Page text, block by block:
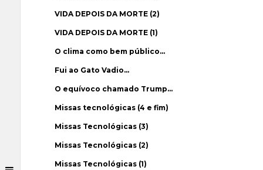
VIDA DEPOIS DA MORTE (2)
VIDA DEPOIS DA MORTE (1)
O clima como bem público…
Fui ao Gato Vadio…
O equívoco chamado Trump…
Missas tecnológicas (4 e fim)
Missas Tecnológicas (3)
Missas Tecnológicas (2)
Missas Tecnológicas (1)